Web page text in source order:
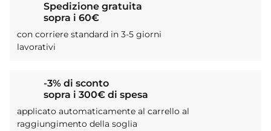
Spedizione gratuita
sopra i 60€
con corriere standard in 3-5 giorni
lavorativi
-3% di sconto
sopra i 300€ di spesa
applicato automaticamente al carrello al
raggiungimento della soglia